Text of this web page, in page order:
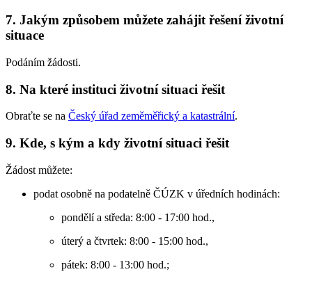
7. Jakým způsobem můžete zahájit řešení životní
situace
Podáním žádosti.
8. Na které instituci životní situaci řešit
Obraťte se na Český úřad zeměměřický a katastrální.
9. Kde, s kým a kdy životní situaci řešit
Žádost můžete:
podat osobně na podatelně ČÚZK v úředních hodinách:
pondělí a středa: 8:00 - 17:00 hod.,
úterý a čtvrtek: 8:00 - 15:00 hod.,
pátek: 8:00 - 13:00 hod.;